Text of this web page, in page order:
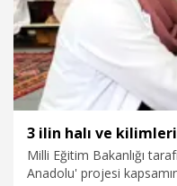
Milli Eğitim Bakanlığı
Anadolu' projesi